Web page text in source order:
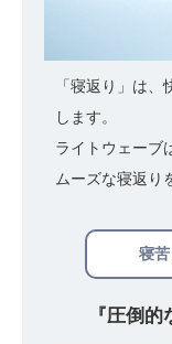
「寝返り」は
します。
ライトウェーブ
ムーズな寝返り
寝
『圧倒